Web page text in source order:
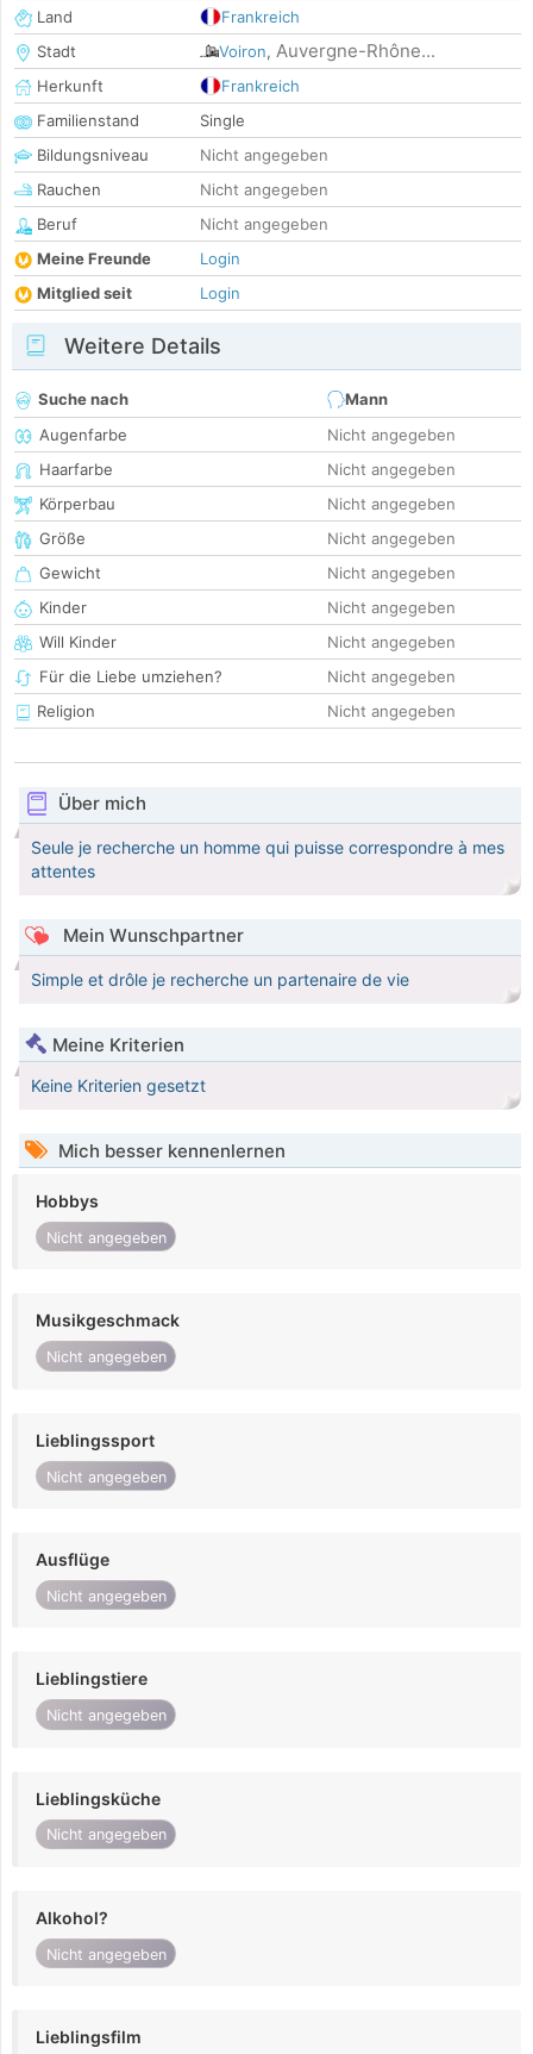
Land
Frankreich
Stadt
Voiron, Auvergne-Rhône...
Herkunft
Frankreich
Familienstand
Single
Bildungsniveau
Nicht angegeben
Rauchen
Nicht angegeben
Beruf
Nicht angegeben
Meine Freunde
Login
Mitglied seit
Login
Weitere Details
Suche nach
Mann
Augenfarbe
Nicht angegeben
Haarfarbe
Nicht angegeben
Körperbau
Nicht angegeben
Größe
Nicht angegeben
Gewicht
Nicht angegeben
Kinder
Nicht angegeben
Will Kinder
Nicht angegeben
Für die Liebe umziehen?
Nicht angegeben
Religion
Nicht angegeben
Über mich
Seule je recherche un homme qui puisse correspondre à mes
attentes
Mein Wunschpartner
Simple et drôle je recherche un partenaire de vie
Meine Kriterien
Keine Kriterien gesetzt
Mich besser kennenlernen
Hobbys
Nicht angegeben
Musikgeschmack
Nicht angegeben
Lieblingssport
Nicht angegeben
Ausflüge
Nicht angegeben
Lieblingstiere
Nicht angegeben
Lieblingsküche
Nicht angegeben
Alkohol?
Nicht angegeben
Lieblingsfilm